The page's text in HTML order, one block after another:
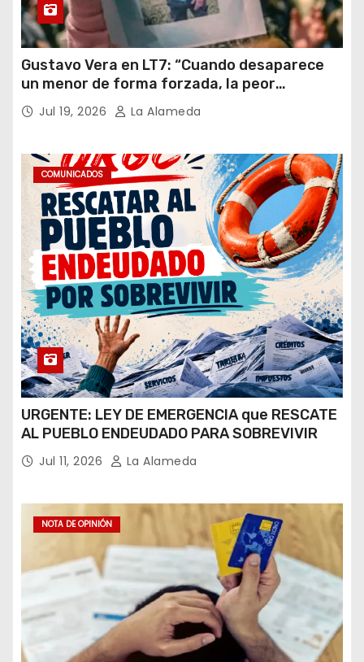
Gustavo Vera en LT7: “Cuando desaparece
un menor de forma forzada, la peor
hipótesis es trata, y así debe seguir
caratulado el caso Loan”
Jul 19, 2026 La Alameda
COMUNICADOS
URGENTE: LEY DE EMERGENCIA que RESCATE
AL PUEBLO ENDEUDADO PARA SOBREVIVIR
Jul 11, 2026 La Alameda
NOTA DE OPINIÓN